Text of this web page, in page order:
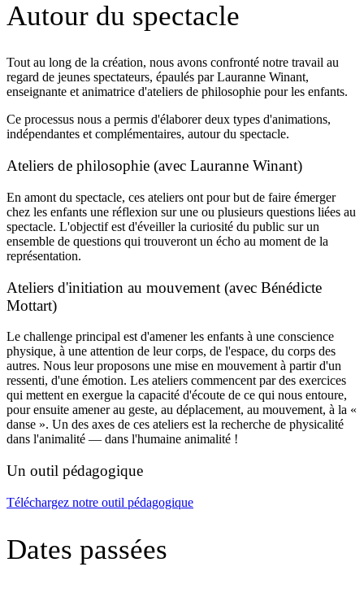
Autour du spectacle
Tout au long de la création, nous avons confronté notre travail au
regard de jeunes spectateurs, épaulés par Lauranne Winant,
enseignante et animatrice d'ateliers de philosophie pour les enfants.
Ce processus nous a permis d'élaborer deux types d'animations,
indépendantes et complémentaires, autour du spectacle.
Ateliers de philosophie (avec Lauranne Winant)
En amont du spectacle, ces ateliers ont pour but de faire émerger
chez les enfants une réflexion sur une ou plusieurs questions liées au
spectacle. L'objectif est d'éveiller la curiosité du public sur un
ensemble de questions qui trouveront un écho au moment de la
représentation.
Ateliers d'initiation au mouvement (avec Bénédicte
Mottart)
Le challenge principal est d'amener les enfants à une conscience
physique, à une attention de leur corps, de l'espace, du corps des
autres. Nous leur proposons une mise en mouvement à partir d'un
ressenti, d'une émotion. Les ateliers commencent par des exercices
qui mettent en exergue la capacité d'écoute de ce qui nous entoure,
pour ensuite amener au geste, au déplacement, au mouvement, à la «
danse ». Un des axes de ces ateliers est la recherche de physicalité
dans l'animalité — dans l'humaine animalité !
Un outil pédagogique
Téléchargez notre outil pédagogique
Dates passées